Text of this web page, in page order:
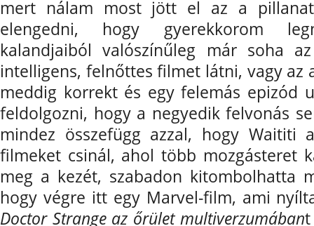
mert nálam most jött el az a
elengedni, hogy gyerekkorom
kalandjaiból valószínűleg már soha
intelligens, felnőttes filmet látni, vagy az
meddig korrekt és egy felemás epizód
feldolgozni, hogy a negyedik felvonás
mindez összefügg azzal, hogy Waititi
filmeket csinál, ahol több mozgásteret
meg a kezét, szabadon kitombolhatta
hogy végre itt egy Marvel-film, ami
Doctor Strange az őrület multiverzumábant